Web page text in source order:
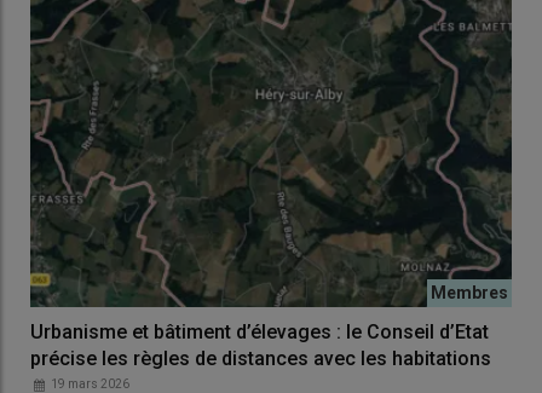
Urbanisme et bâtiment d’élevages : le Conseil d’Etat
précise les règles de distances avec les habitations
19 mars 2026